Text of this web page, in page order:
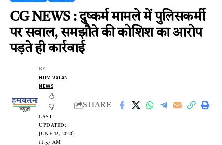
CG NEWS : दुष्कर्म मामले में पुलिसकर्मी
पर सवाल, समझौते की कोशिश का आरोप
पड़ते ही कार्रवाई
LAST
UPDATED:
JUNE 12, 2026
11:57 AM
BY
HUM VATAN
NEWS
SHARE